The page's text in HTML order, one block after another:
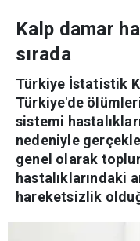
Kalp damar
sırada
Türkiye İstatistik
Türkiye'de
sistemi
nedeniyle
genel olarak
hastalıklarındaki
hareketsizlik